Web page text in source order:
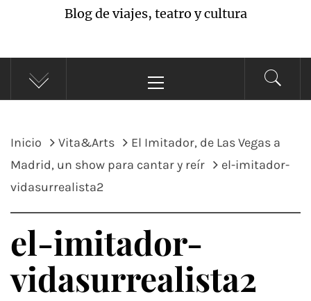
Blog de viajes, teatro y cultura
principal
Inicio Vita&Arts
El Imitador, de Las Vegas a
Madrid, un show para cantar y reír
el-imitador-
vidasurrealista2
el-imitador-
vidasurrealista2